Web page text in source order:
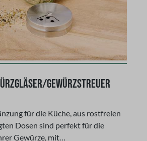
Gewürzstreuer
für die Küche, aus rostfreien
Dosen sind perfekt für die
Gewürze, mit